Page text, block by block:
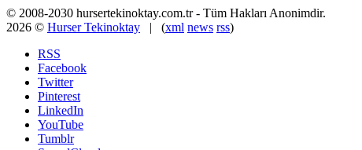
© 2008-2030 hursertekinoktay.com.tr - Tüm Hakları Anonimdir.
2026 © Hurser Tekinoktay | (xml news rss)
RSS
Facebook
Twitter
Pinterest
LinkedIn
YouTube
Tumblr